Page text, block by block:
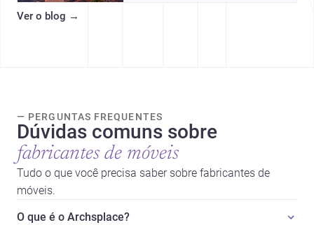
Ver o blog →
— PERGUNTAS FREQUENTES
Dúvidas comuns sobre
fabricantes de móveis
Tudo o que você precisa saber sobre fabricantes de
móveis.
O que é o Archsplace?